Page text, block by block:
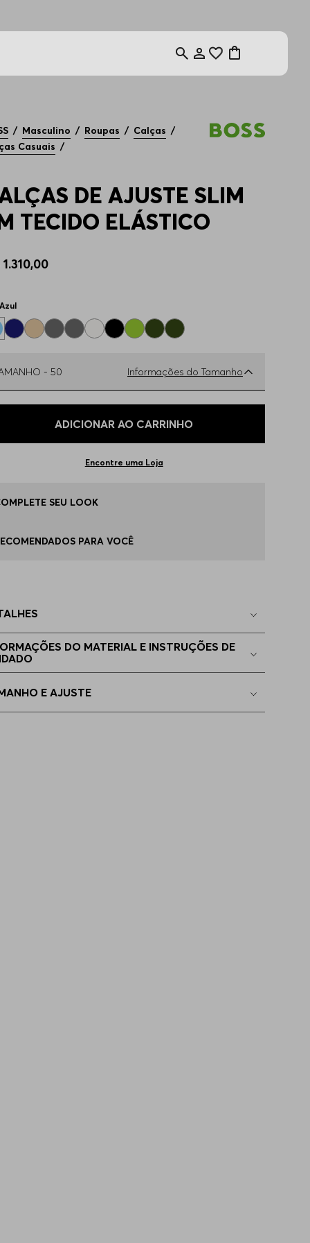
Masculino Roupas
Calças
Casuais
DE AJUSTE SLIM
TECIDO ELÁSTICO
1.310,00
Azul
-50 Informações do Tamanho
ADICIONAR AO CARRINHO
Encontre uma Loja
SEU LOOK
PARA VOCÊ
DO MATERIAL E INSTRUÇÕES DE
E AJUSTE